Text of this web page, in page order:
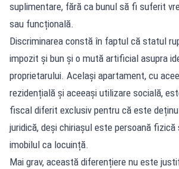
suplimentare, fără ca bunul să fi suferit
sau funcțională.
Discriminarea constă în faptul că statul
impozit și bun și o mută artificial asupra
proprietarului. Același apartament, cu
rezidențială și aceeași utilizare socială,
fiscal diferit exclusiv pentru că este
juridică, deși chiriașul este persoană
imobilul ca locuință.
Mai grav, această diferențiere nu este